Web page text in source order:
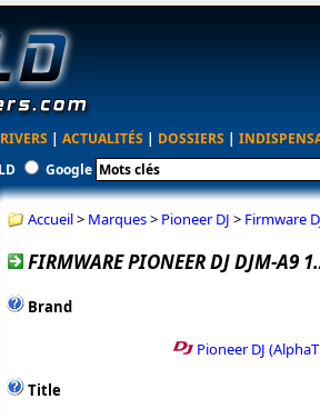
| ACTUALITÉS | DOSSIERS |
Google
Accueil> Marques> Pioneer DJ > Firmware
FIRMWARE PIONEER DJ DJM-A9
Brand
Pioneer DJ
Title